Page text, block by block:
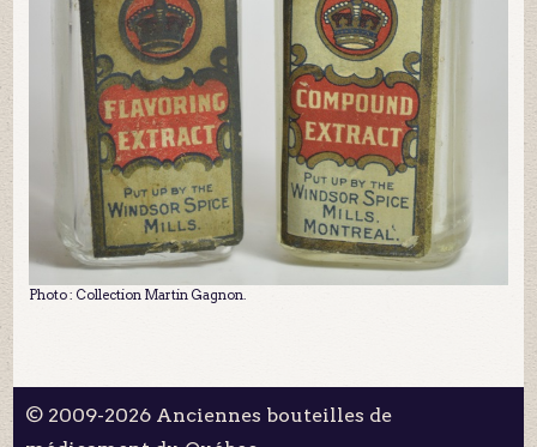
Photo : Collection Martin Gagnon.
© 2009-2026 Anciennes bouteilles de